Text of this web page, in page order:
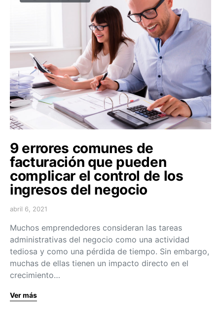
9 errores comunes de
facturación que pueden
complicar el control de los
ingresos del negocio
abril 6, 2021
Muchos emprendedores consideran las tareas
administrativas del negocio como una actividad
tediosa y como una pérdida de tiempo. Sin embargo,
muchas de ellas tienen un impacto directo en el
crecimiento…
Ver más